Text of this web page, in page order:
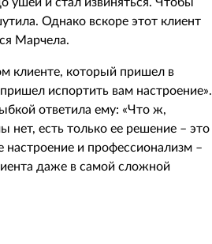
Однако вскоре этот клиент
Марчела.
клиенте, который пришел в
испортить вам настроение».
ответила ему: «Что ж,
нет, есть только ее решение – это
и профессионализм –
даже в самой сложной